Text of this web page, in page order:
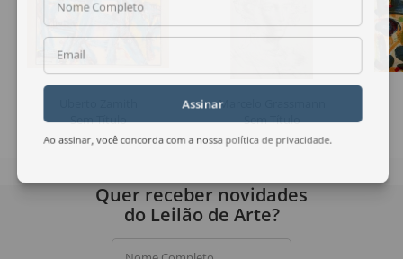
Sem Título
Marcelo Grassmann
Sem Título
Nome Completo
Email
Assinar
Ao assinar, você concorda com a nossa política de privacidade.
Quer receber novidades
do Leilão de Arte?